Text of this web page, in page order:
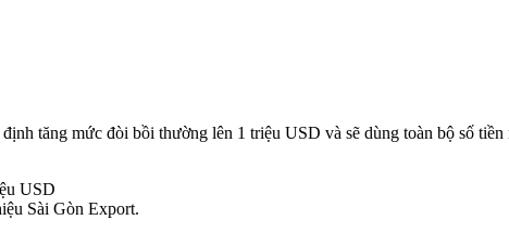
tăng mức đòi bồi thường lên 1 triệu USD và sẽ dùng toàn bộ số
Sài Gòn Export.